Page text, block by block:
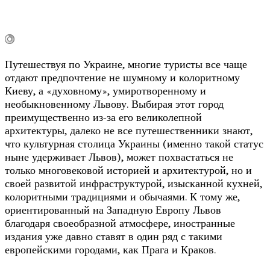
Путешествуя по Украине, многие туристы все чаще
отдают предпочтение не шумному и колоритному
Киеву, а «духовному», умиротворенному и
необыкновенному Львову. Выбирая этот город
преимущественно из-за его великолепной
архитектуры, далеко не все путешественники знают,
что культурная столица Украины (именно такой статус
ныне удерживает Львов), может похвастаться не
только многовековой историей и архитектурой, но и
своей развитой инфраструктурой, изысканной кухней,
колоритными традициями и обычаями. К тому же,
ориентированный на Западную Европу Львов
благодаря своеобразной атмосфере, иностранные
издания уже давно ставят в один ряд с такими
европейскими городами, как Прага и Краков.